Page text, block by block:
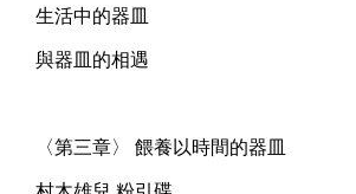
生活中的器皿
與器皿的相遇
〈第三章〉 餵養以時間的器皿